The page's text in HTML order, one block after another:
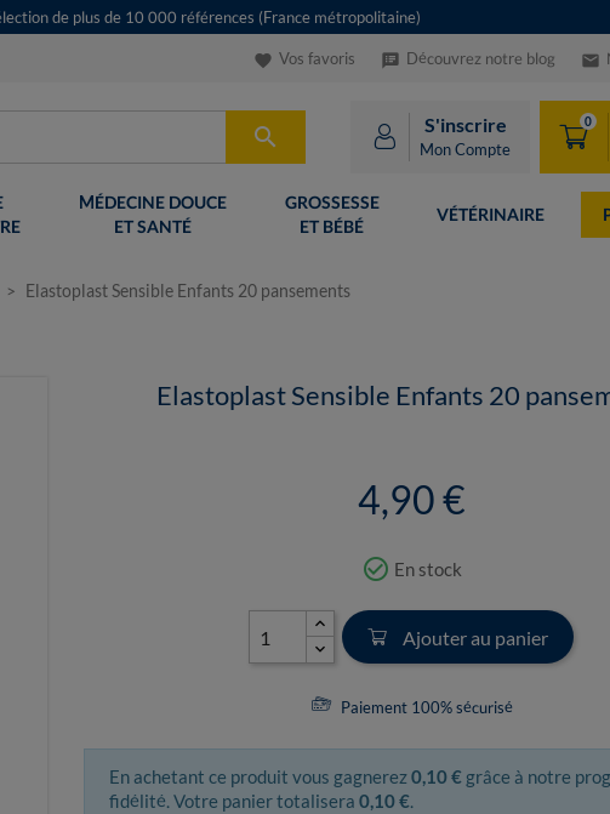
de plus de 10 000 références (France métropolitaine)
favorite Vos favoris speaker_notes Découvrez notre blog email
 S'inscrire
Mon Compte
0
MÉDECINE DOUCE
ET SANTÉ
GROSSESSE
ET BÉBÉ
VÉTÉRINAIRE
Elastoplast Sensible Enfants 20 pansements
Elastoplast Sensible Enfants 20
4,90 €
check_circle_outline En stock
Ajouter au panier
Paiement 100% sécurisé
En achetant ce produit vous gagnerez0,10 € grâce à notre
fidélité. Votre panier totalisera 0,10 €.